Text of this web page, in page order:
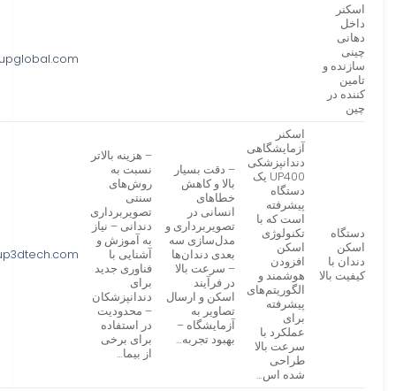
اسکنر
داخل
دهانی
چینی
سازنده و
تامین
کننده در
چین
دستگاه
اسکن
دندان با
کیفیت بالا
اسکنر
آزمایشگاهی
دندانپزشکی
UP400 یک
دستگاه
پیشرفته
است که با
تکنولوژی
اسکن
افزودن
هوشمند و
الگوریتم‌های
پیشرفته
برای
عملکرد با
سرعت بالا
طراحی
شده اس…
– دقت بسیار
بالا و کاهش
خطاهای
انسانی در
تصویربرداری و
مدل‌سازی سه
بعدی دندان‌ها
– سرعت بالا
در فرآیند
اسکن و ارسال
تصاویر به
آزمایشگاه –
بهبود تجربه…
– هزینه بالاتر
نسبت به
روش‌های
سنتی
تصویربرداری
دندانی – نیاز
به آموزش و
آشنایی با
فناوری جدید
برای
دندانپزشکان
– محدودیت
در استفاده
برای برخی
از بیما…